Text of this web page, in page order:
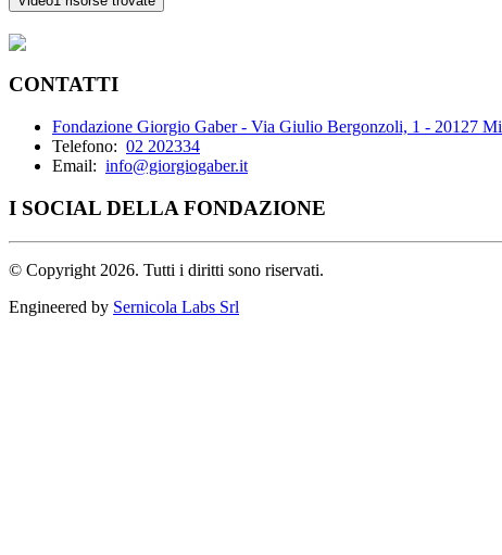
CONTATTI
Fondazione Giorgio Gaber - Via Giulio Bergonzoli, 1 - 20127
Telefono: 02 202334
Email: info@giorgiogaber.it
I SOCIAL DELLA FONDAZIONE
© Copyright 2026. Tutti i diritti sono riservati.
Engineered by Sernicola Labs Srl